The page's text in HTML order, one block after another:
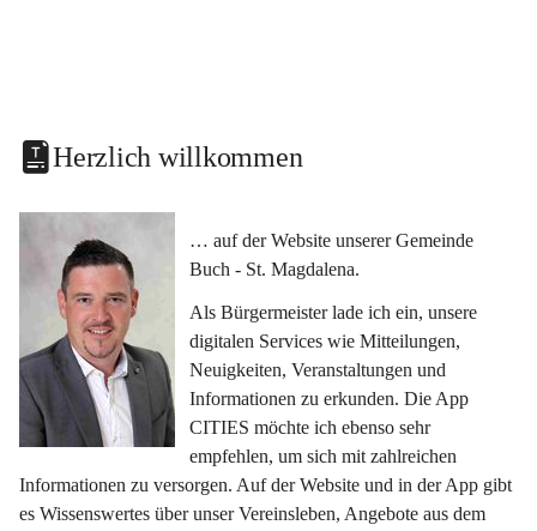
Herzlich willkommen
… auf der Website unserer Gemeinde
Buch - St. Magdalena.
Als Bürgermeister lade ich ein, unsere
digitalen Services wie Mitteilungen,
Neuigkeiten, Veranstaltungen und
Informationen zu erkunden. Die App
CITIES möchte ich ebenso sehr
empfehlen, um sich mit zahlreichen
Informationen zu versorgen. Auf der Website und in der App gibt
es Wissenswertes über unser Vereinsleben, Angebote aus dem